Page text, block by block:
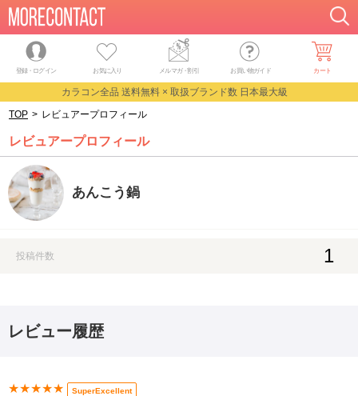
登録・ログイン お気に入り メルマガ・割引 お買い物ガイド カート
カラコン全品 送料無料 × 取扱ブランド数 日本最大級
TOP > レビュアープロフィール
レビュアープロフィール
あんこう鍋
投稿件数 1
レビュー履歴
★★★★★ SuperExcellent